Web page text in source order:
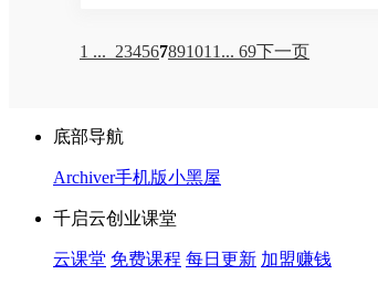
1 ... 234567891011 ... 69下一页
底部导航
Archiver手机版小黑屋
千启云创业课堂
云课堂 免费课程 每日更新 加盟赚钱